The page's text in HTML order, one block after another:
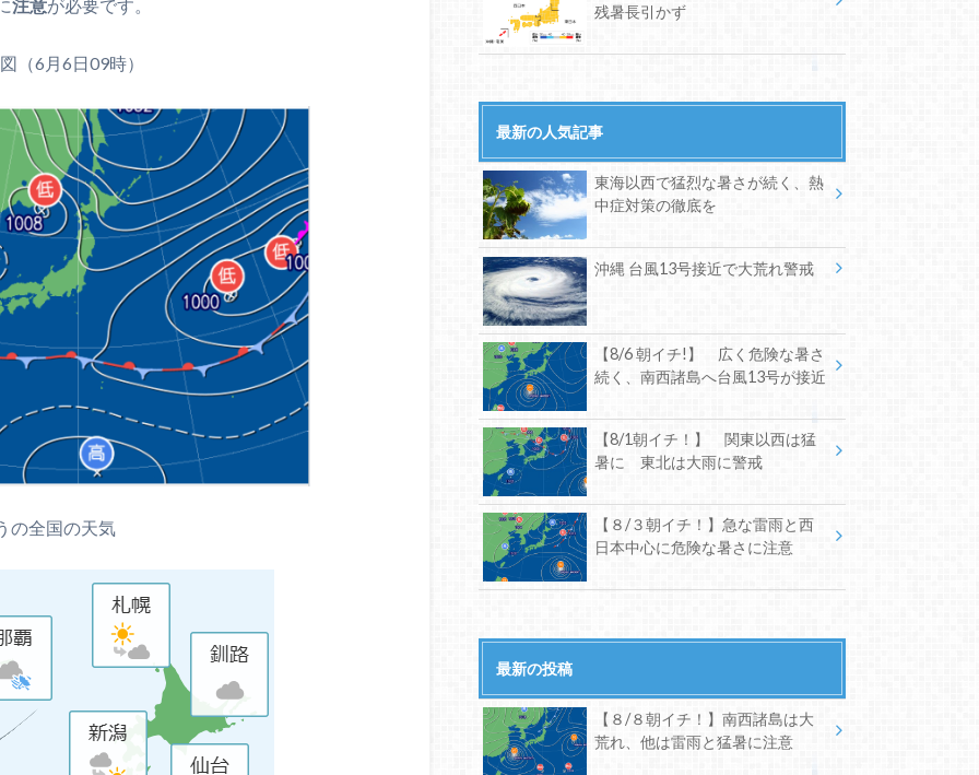
注意が必要です。
（6月6日09時）
の全国の天気
残暑長引かず
最新の人気記事
東海以西で猛烈な暑さが続く、熱
中症対策の徹底を
沖縄 台風13号接近で大荒れ警戒
【8/6 朝イチ!】 広く危険な暑さ
続く、南西諸島へ台風13号が接近
【8/1朝イチ！】 関東以西は猛
暑に 東北は大雨に警戒
【８/３朝イチ！】急な雷雨と西
日本中心に危険な暑さに注意
最新の投稿
【８/８朝イチ！】南西諸島は大
荒れ、他は雷雨と猛暑に注意